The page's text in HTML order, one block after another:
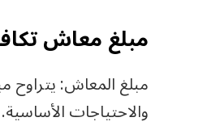
مبلغ معاش
والاحتياجات الأساسية.